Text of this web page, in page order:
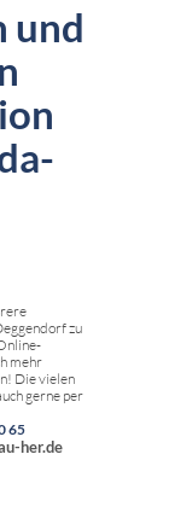
und
zu
mehr
Die vielen
gerne per
65
her.de